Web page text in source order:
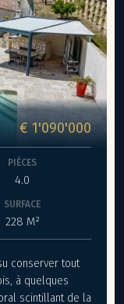
€ 1'090'000
PIÈCES
4.0
SURFACE
228 M²
conserver tout
à quelques
scintillant de la